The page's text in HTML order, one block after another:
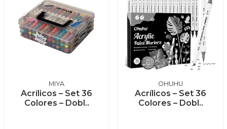
MIYA
Acrílicos – Set 36
Colores – Dobl..
OHUHU
Acrílicos – Set 36
Colores – Dobl..